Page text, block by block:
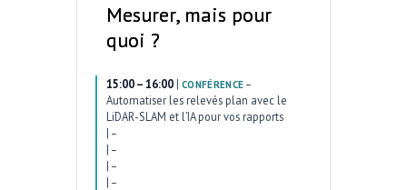
Mesurer, mais pour
quoi ?
15:00 – 16:00 | CONFÉRENCE –
Automatiser les relevés plan avec le
LiDAR-SLAM et l’IA pour vos rapports
| –
| –
| –
| –